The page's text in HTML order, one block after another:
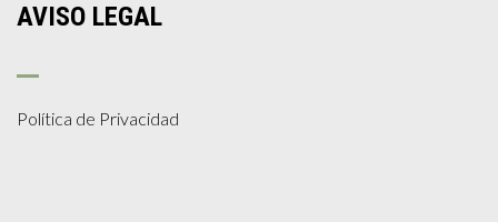
AVISO LEGAL
Política de Privacidad